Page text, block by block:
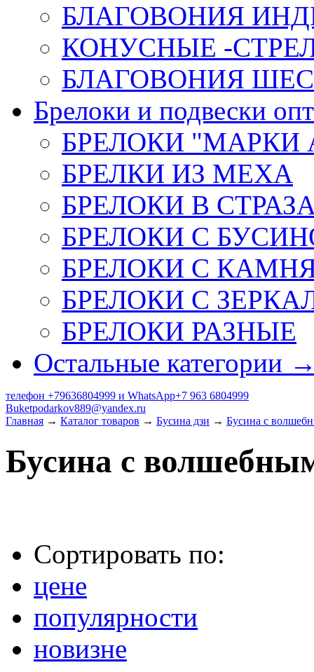
БЛАГОВОНИЯ
КОНУСНЫЕ -
БЛАГОВОНИЯ
Брелоки и подвески
БРЕЛОКИ "МАРКИ
БРЕЛКИ ИЗ МЕХА
БРЕЛОКИ В
БРЕЛОКИ С
БРЕЛОКИ С
БРЕЛОКИ С
БРЕЛОКИ РАЗНЫЕ
Остальные категории
телефон +79636804999 и WhatsApp+7 963 6804999
Buketpodarkov889@yandex.ru
Главная → Каталог товаров → Бусина дзи → Бусина с
Бусина с
Сортировать по:
цене
популярности
новизне